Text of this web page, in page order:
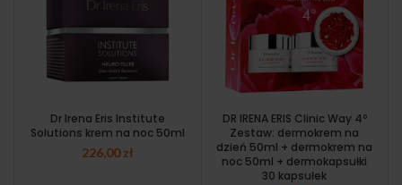
Dr Irena Eris Institute
Solutions krem na noc 50ml
226,00zł
DR IRENA ERIS Clinic Way 4º
Zestaw: dermokrem na
dzień 50ml + dermokrem na
noc 50ml + dermokapsułki
30 kapsułek